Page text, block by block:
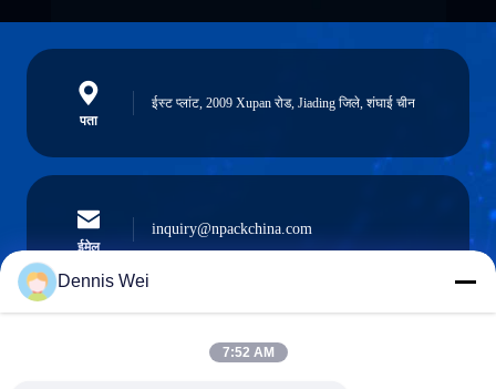
पता
ईस्ट प्लांट, 2009 Xupan रोड, Jiading जिले, शंघाई चीन
ईमेल
inquiry@npackchina.com
0086-21-66035560
Dennis Wei
7:52 AM